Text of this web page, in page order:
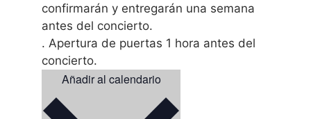
confirmarán y entregarán una semana
antes del concierto.
. Apertura de puertas 1 hora antes del
concierto.